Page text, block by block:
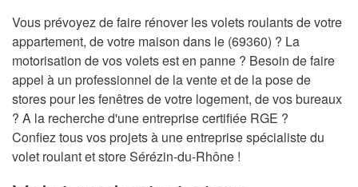
Vous prévoyez de faire rénover les volets roulants de votre
appartement, de votre maison dans le (69360) ? La
motorisation de vos volets est en panne ? Besoin de faire
appel à un professionnel de la vente et de la pose de
stores pour les fenêtres de votre logement, de vos bureaux
? A la recherche d'une entreprise certifiée RGE ?
Confiez tous vos projets à une entreprise spécialiste du
volet roulant et store Sérézin-du-Rhône !